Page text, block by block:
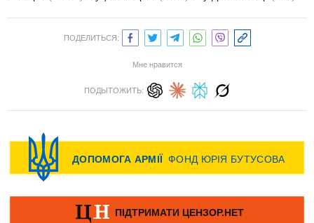
ПОДЕЛИТЬСЯ:
Мне нравится
ПОДЫТОЖИТЬ: